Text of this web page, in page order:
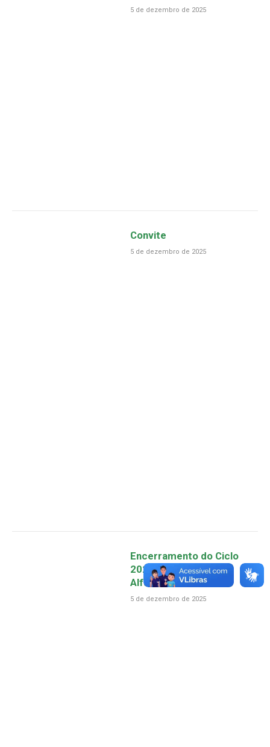
5 de dezembro de 2025
Convite
5 de dezembro de 2025
Encerramento do Ciclo
2025 – Programa
Alfabetiza Salvaterra
5 de dezembro de 2025